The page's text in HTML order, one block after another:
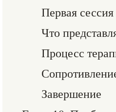
Первая сессия
Что
Процесс
Завершение